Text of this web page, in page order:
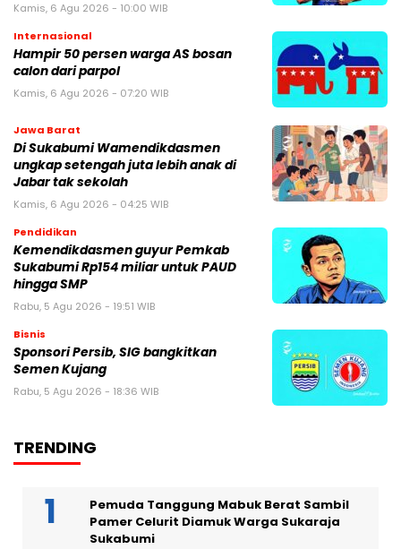
Kamis, 6 Agu 2026 - 10:00 WIB
Internasional
Hampir 50 persen warga AS bosan
calon dari parpol
Kamis, 6 Agu 2026 - 07:20 WIB
Jawa Barat
Di Sukabumi Wamendikdasmen
ungkap setengah juta lebih anak di
Jabar tak sekolah
Kamis, 6 Agu 2026 - 04:25 WIB
Pendidikan
Kemendikdasmen guyur Pemkab
Sukabumi Rp154 miliar untuk PAUD
hingga SMP
Rabu, 5 Agu 2026 - 19:51 WIB
Bisnis
Sponsori Persib, SIG bangkitkan
Semen Kujang
Rabu, 5 Agu 2026 - 18:36 WIB
TRENDING
Pemuda Tanggung Mabuk Berat Sambil
Pamer Celurit Diamuk Warga Sukaraja
Sukabumi